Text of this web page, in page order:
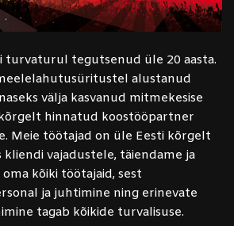
turvaturul tegutsenud üle 20 aasta.
alustanud
välja kasvanud mitmekesise
hinnatud koostööpartner
Meie töötajad on üle Eesti kõrgelt
vajadustele, täiendame ja
kõiki töötajaid, sest
ja juhtimine ning erinevate
tagab kõikide turvalisuse.